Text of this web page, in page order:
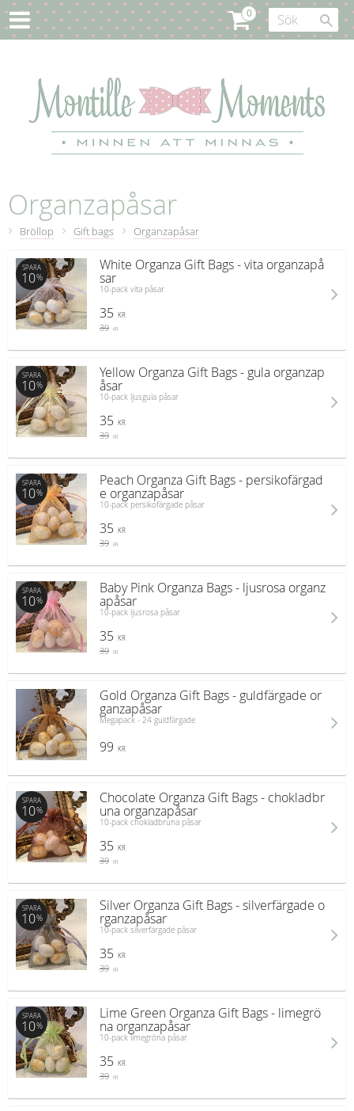
Organzapåsar
Bröllop Gift bags Organzapåsar
White Organza Gift Bags - vita organzapå
sar
10-pack vita påsar
35 KR
39 KR
SPARA
10%
Yellow Organza Gift Bags - gula organzap
åsar
10-pack ljusgula påsar
35 KR
39 KR
SPARA
10%
Peach Organza Gift Bags - persikofärgad
e organzapåsar
10-pack persikofärgade påsar
35 KR
39 KR
SPARA
10%
Baby Pink Organza Bags - ljusrosa organz
apåsar
10-pack ljusrosa påsar
35 KR
39 KR
SPARA
10%
Gold Organza Gift Bags - guldfärgade or
ganzapåsar
Megapack - 24 guldfärgade
99 KR
Chocolate Organza Gift Bags - chokladbr
una organzapåsar
10-pack chokladbruna påsar
35 KR
39 KR
SPARA
10%
Silver Organza Gift Bags - silverfärgade o
rganzapåsar
10-pack silverfärgade påsar
35 KR
39 KR
SPARA
10%
Lime Green Organza Gift Bags - limegrö
na organzapåsar
10-pack limegröna påsar
35 KR
39 KR
SPARA
10%